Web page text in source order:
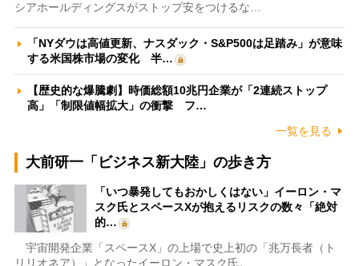
シアホールディングスがストップ安をつけるな…
「NYダウは高値更新、ナスダック・S&P500は足踏み」が意味
する米国株市場の変化 半…
【歴史的な爆騰劇】時価総額10兆円企業が「2連続ストップ
高」「制限値幅拡大」の衝撃 フ…
一覧を見る
大前研一「ビジネス新大陸」の歩き方
「いつ暴発してもおかしくはない」イーロン・マ
スク氏とスペースXが抱えるリスクの数々「絶対
的…
宇宙開発企業「スペースX」の上場で史上初の「兆万長者（ト
リリオネア）」となったイーロン・マスク氏。…